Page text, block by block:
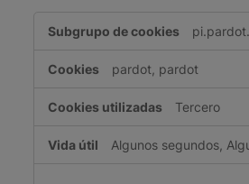
dirigidas
pardot, pardot
Tercero
Algunos segundos,